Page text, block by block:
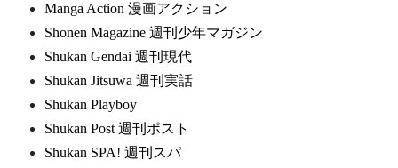
Manga Action 漫画アクション
Shonen Magazine 週刊少年マガジン
Shukan Gendai 週刊現代
Shukan Jitsuwa 週刊実話
Shukan Playboy
Shukan Post 週刊ポスト
Shukan SPA! 週刊スパ